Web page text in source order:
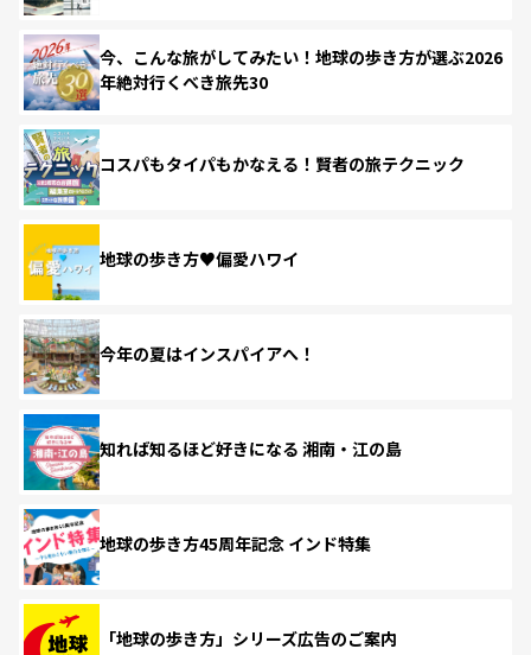
今、こんな旅がしてみたい！地球の歩き方が選ぶ2026
年絶対行くべき旅先30
コスパもタイパもかなえる！賢者の旅テクニック
地球の歩き方♥偏愛ハワイ
今年の夏はインスパイアへ！
知れば知るほど好きになる 湘南・江の島
地球の歩き方45周年記念 インド特集
「地球の歩き方」シリーズ広告のご案内